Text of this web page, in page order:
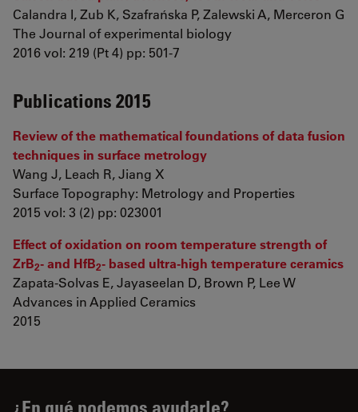
Calandra I, Zub K, Szafrańska P, Zalewski A, Merceron G
The Journal of experimental biology
2016 vol: 219 (Pt 4) pp: 501-7
Publications 2015
Review of the mathematical foundations of data fusion
techniques in surface metrology
Wang J, Leach R, Jiang X
Surface Topography: Metrology and Properties
2015 vol: 3 (2) pp: 023001
Effect of oxidation on room temperature strength of
ZrB2- and HfB2- based ultra-high temperature ceramics
Zapata-Solvas E, Jayaseelan D, Brown P, Lee W
Advances in Applied Ceramics
2015
¿En qué podemos ayudarle?